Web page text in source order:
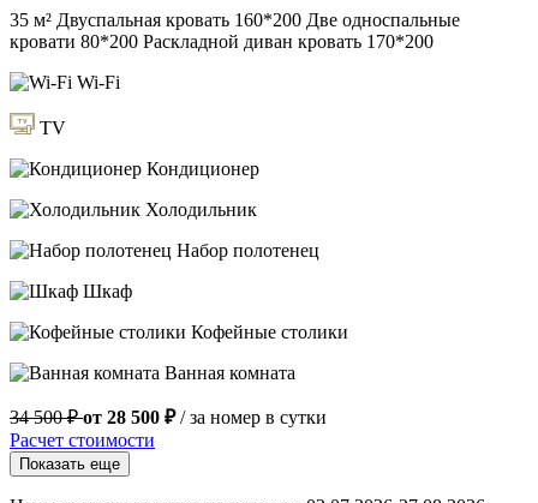
35 м² Двуспальная кровать 160*200 Две односпальные
кровати 80*200 Раскладной диван кровать 170*200
Wi-Fi
TV
Кондиционер
Холодильник
Набор полотенец
Шкаф
Кофейные столики
Ванная комната
34 500 ₽от 28 500 ₽/ за номер в сутки
Расчет стоимости
Показать еще